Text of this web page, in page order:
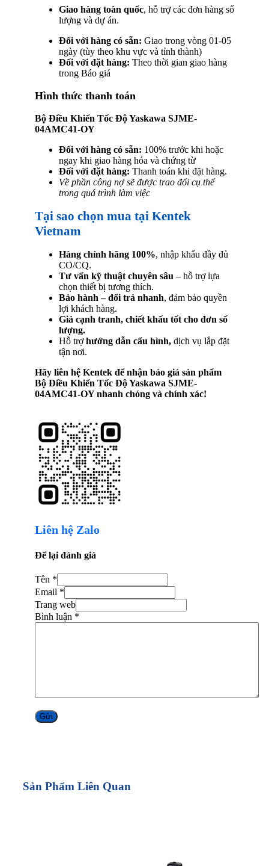
Giao hàng toàn quốc, hỗ trợ các đơn hàng số
lượng và dự án.
Đối với hàng có sẵn: Giao trong vòng 01-05
ngày (tùy theo khu vực và tỉnh thành)
Đối với đặt hàng: Theo thời gian giao hàng
trong Báo giá
Hình thức thanh toán
Bộ Điều Khiển Tốc Độ Yaskawa SJME-
04AMC41-OY
Đối với hàng có sẵn: 100% trước khi hoặc
ngay khi giao hàng hóa và chứng từ
Đối với đặt hàng: Thanh toán khi đặt hàng.
Về phần công nợ sẽ được trao đổi cụ thể
trong quá trình làm việc
Tại sao chọn mua tại Kentek
Vietnam
Hàng chính hãng 100%, nhập khẩu đầy đủ
CO/CQ.
Tư vấn kỹ thuật chuyên sâu – hỗ trợ lựa
chọn thiết bị tương thích.
Bảo hành – đổi trả nhanh, đảm bảo quyền
lợi khách hàng.
Giá cạnh tranh, chiết khấu tốt cho đơn số
lượng.
Hỗ trợhướng dẫn cấu hình, dịch vụ lắp đặt
tận nơi.
Hãy liên hệ Kentek để nhận báo giá sản phẩm
Bộ Điều Khiển Tốc Độ Yaskawa SJME-
04AMC41-OYnhanh chóng và chính xác!
Liên hệ Zalo
Để lại đánh giá
Tên *
Email *
Trang web
Bình luận *
Sản Phẩm Liên Quan